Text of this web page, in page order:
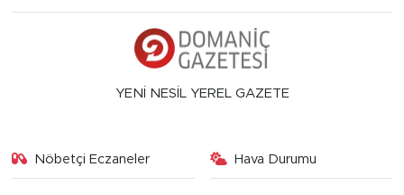
YENİ NESİL YEREL GAZETE
Nöbetçi Eczaneler Hava Durumu